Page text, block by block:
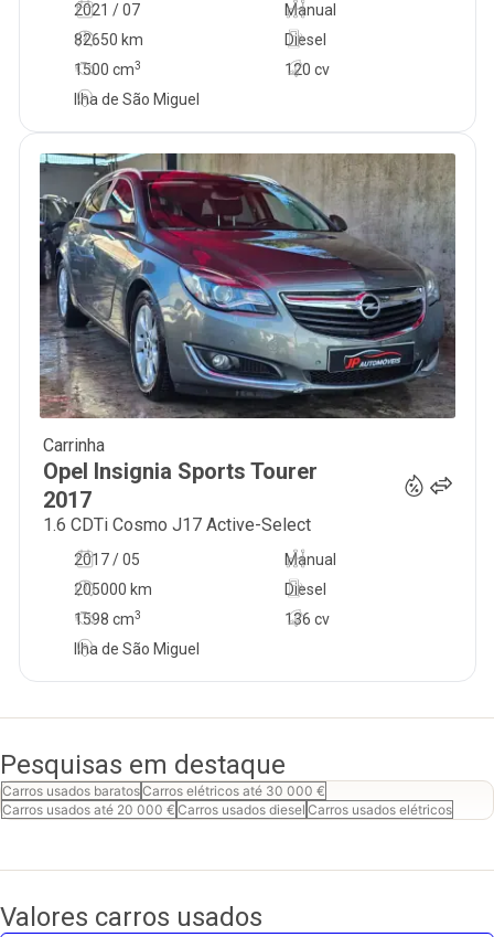
2021 / 07
Manual
82650 km
120 cv
Diesel
1500 cm3
Ilha de São Miguel
Carrinha
Opel Insignia Sports Tourer
2017
1.6 CDTi Cosmo J17 Active-Select
2017 / 05
Manual
205000 km
136 cv
Diesel
1598 cm3
Ilha de São Miguel
Pesquisas em destaque
Carros usados baratosCarros elétricos até 30 000 €
Carros usados até 20 000 € Carros usados diesel Carros usados elétricos
Valores carros usados